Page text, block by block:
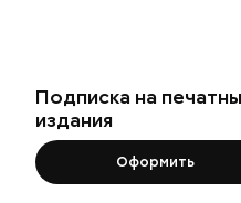
Подписка на
издания
Оформить